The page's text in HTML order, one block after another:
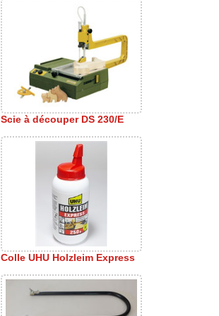
Scie à découper DS 230/E
Colle UHU Holzleim Express